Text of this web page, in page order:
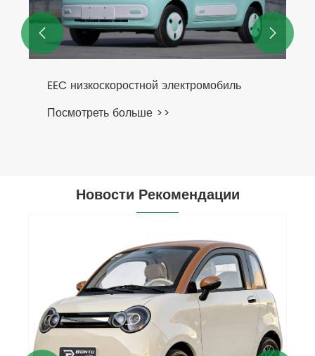
EEC низкоскоростной электромобиль
Посмотреть больше >>
 
Новости Рекомендации